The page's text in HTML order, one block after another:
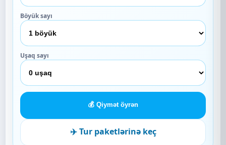
Böyük sayı
Uşaq sayı
💰 Qiymət öyrən
✈️ Tur paketlərinə keç